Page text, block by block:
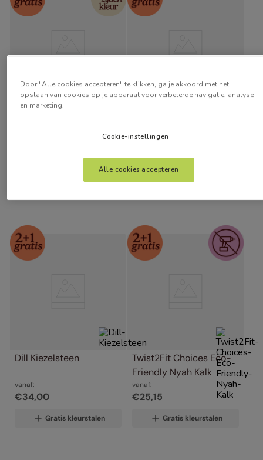
Gratis kleurstalen
vanaf:
Gratis kleurstalen
Dill Kiezelsteen
vanaf:
€34,00
Gratis kleurstalen
Twist2Fit Choices Eco-
Friendly Nyah Kalk
vanaf:
€25,15
Gratis kleurstalen
Door "Alle cookies accepteren" te klikken, ga je akkoord met het
opslaan van cookies op je apparaat voor verbeterde navigatie, analyse
en marketing.
Cookie-instellingen
Alle cookies accepteren